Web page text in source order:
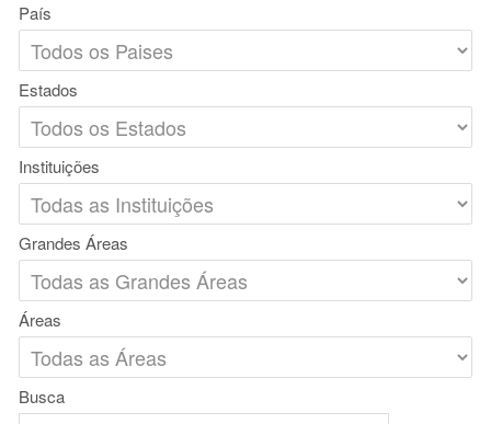
País
Estados
Instituições
Grandes Áreas
Áreas
Busca